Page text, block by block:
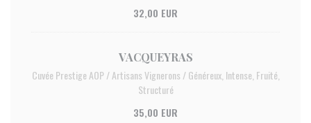
32,00 EUR
VACQUEYRAS
Cuvée Prestige AOP / Artisans Vignerons / Généreux, Intense, Fruité,
Structuré
35,00 EUR